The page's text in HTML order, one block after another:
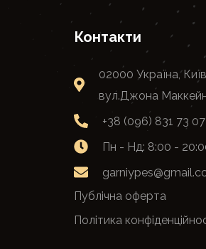
Контакти
02000 Україна,
вул.Джона
+38 (096) 831 73 07
Пн - Нд: 8:00 -
Публічна оферта
Політика